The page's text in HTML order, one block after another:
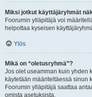
Miksi jotkut käyttäjäryhmät
Foorumin ylläpitäjä voi
helpottaa kyseisen
Ylös
Mikä on “oletusryhmä”?
Jos olet useamman kuin yhden
käytetään määriteltäessä sinun
Foorumin ylläpitäjä saattaa
omista asetuksista.